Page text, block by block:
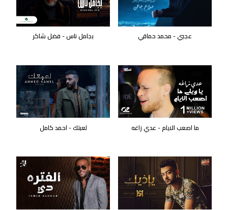
عجبي - محمد حماقي بجامل ناس - فضل شاكر
ما اصعب الايام - عدي زاغه لعبتك - احمد كامل